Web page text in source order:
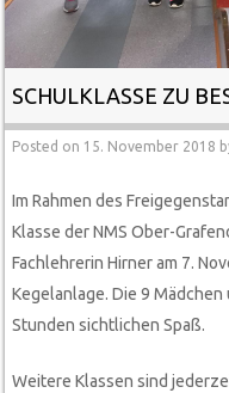
SCHULKLASSE ZU
Posted on 15. November 2018
Im Rahmen des
Klasse der NMS Ober-
Fachlehrerin Hirner am 7.
Kegelanlage. Die 9
Stunden sichtlichen Spaß.
Weitere Klassen sind